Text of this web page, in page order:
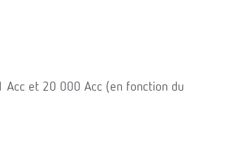
Acc et 20 000 Acc (en fonction du